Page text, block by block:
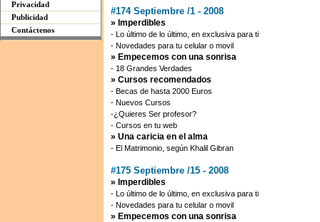
Privacidad
Publicidad
Contáctenos
#174 Septiembre /1 - 2008
» Imperdibles
- Lo último de lo último, en exclusiva para ti
- Novedades para tu celular o movil
» Empecemos con una sonrisa
- 18 Grandes Verdades
» Cursos recomendados
- Becas de hasta 2000 Euros
- Nuevos Cursos
-¿Quieres Ser profesor?
- Cursos en tu web
» Una caricia en el alma
- El Matrimonio, según Khalil Gibran
#175 Septiembre /15 - 2008
» Imperdibles
- Lo último de lo último, en exclusiva para ti
- Novedades para tu celular o movil
» Empecemos con una sonrisa